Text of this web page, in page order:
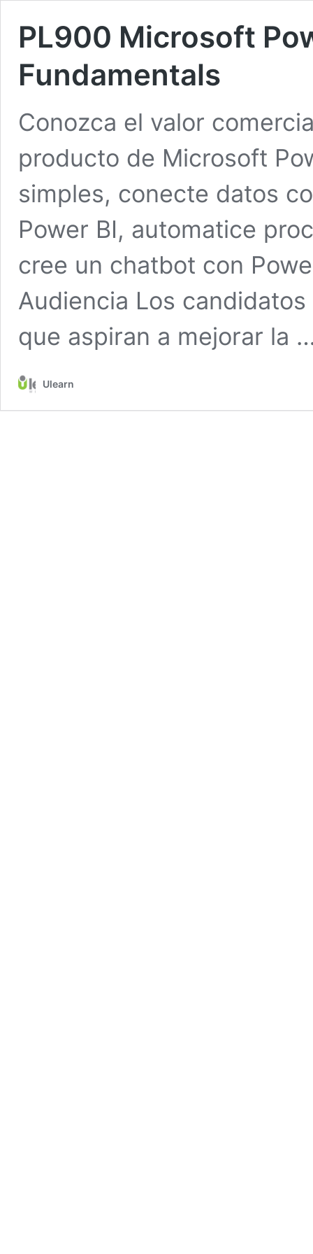
PL900 Microsoft
Fundamentals
Conozca el valor
producto de Microsoft
simples, conecte datos
Power BI, automatice
cree un chatbot con
Audiencia Los
que aspiran a mejorar la
Ulearn